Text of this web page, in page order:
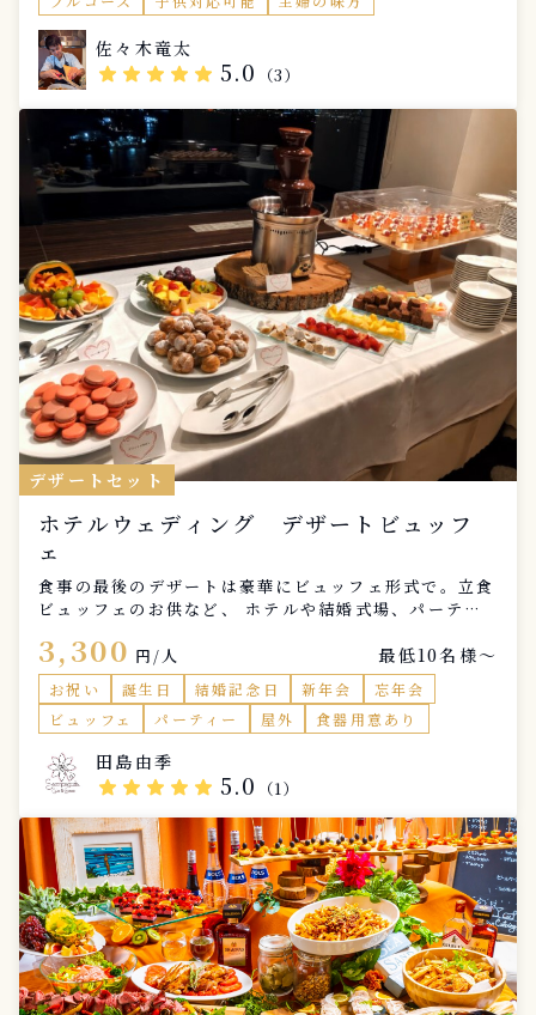
オプションにて以下メニューご用意しております。 ・
お子様プレート ・食器/カトラリーレンタル ・シェフお
すすめボトルワイン ・熟成チーズの盛り合わせ
佐々木竜太
star star star star star 5.0 （3）
デザートセット
ホテルウェディング デザートビュッフ
ェ
食事の最後のデザートは豪華にビュッフェ形式で。立食
ビュッフェのお供など、 ホテルや結婚式場、パーティ
こちらも御社専用のラインナップをご提案することも可
能です。
3,300 円/人 最低10名様〜
お祝い 誕生日 結婚記念日 新年会
忘年会
ビュッフェ
パーティー 屋外 食器用意あり
田島由季
star star star star star 5.0 （1）